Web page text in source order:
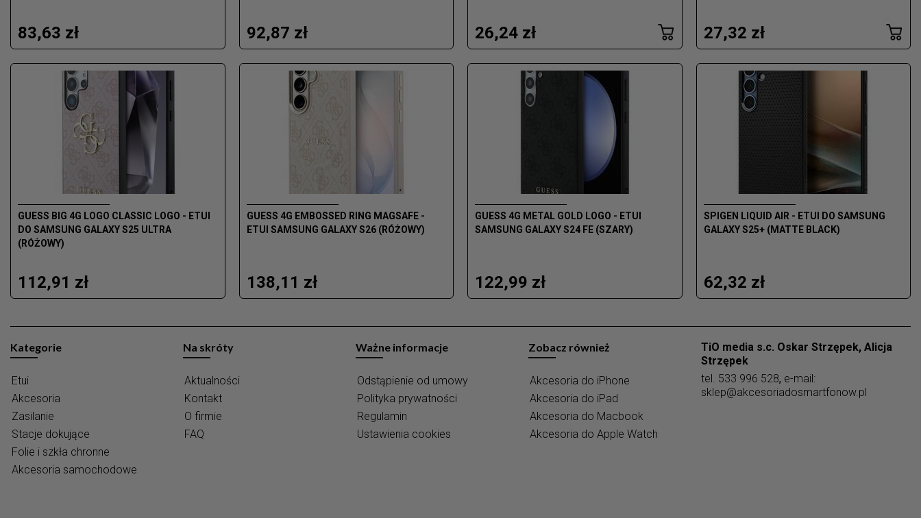
83,63 zł 92,87 zł 26,24 zł 27,32 zł
GUESS BIG 4G LOGO CLASSIC LOGO - ETUI
DO SAMSUNG GALAXY S25 ULTRA
(RÓŻOWY)
112,91 zł
GUESS 4G EMBOSSED RING MAGSAFE -
ETUI SAMSUNG GALAXY S26 (RÓŻOWY)
138,11 zł
GUESS 4G METAL GOLD LOGO - ETUI
SAMSUNG GALAXY S24 FE (SZARY)
122,99 zł
SPIGEN LIQUID AIR - ETUI DO SAMSUNG
GALAXY S25+ (MATTE BLACK)
62,32 zł
Kategorie
Etui
Akcesoria
Zasilanie
Stacje dokujące
Folie i szkła chronne
Akcesoria samochodowe
Na skróty
Aktualności
Kontakt
O firmie
FAQ
Ważne informacje
Odstąpienie od umowy
Polityka prywatności
Regulamin
Ustawienia cookies
Zobacz również
Akcesoria do iPhone
Akcesoria do iPad
Akcesoria do Macbook
Akcesoria do Apple Watch
TiO media s.c. Oskar Strzępek, Alicja
Strzępek
tel. 533 996 528, e-mail:
sklep@akcesoriadosmartfonow.pl